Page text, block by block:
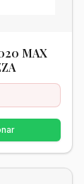
MAX
- BOZZA